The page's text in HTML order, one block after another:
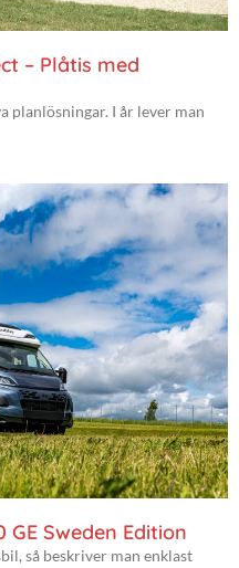
– Plåtis med
planlösningar. I år lever man
GE Sweden Edition
så beskriver man enklast